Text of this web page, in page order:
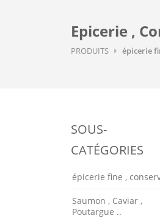
Epicerie ,
PRODUITS épicerie
SOUS-
CATÉGORIES
épicerie fine ,
Saumon , Caviar ,
Poutargue ..